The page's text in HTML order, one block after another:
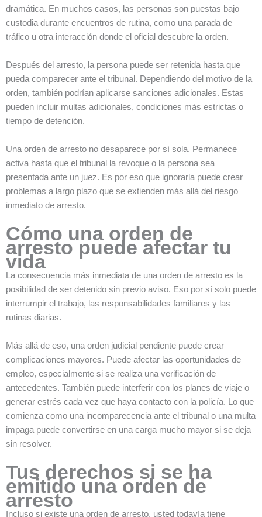
dramática. En muchos casos, las personas son puestas bajo
custodia durante encuentros de rutina, como una parada de
tráfico u otra interacción donde el oficial descubre la orden.
Después del arresto, la persona puede ser retenida hasta que
pueda comparecer ante el tribunal. Dependiendo del motivo de la
orden, también podrían aplicarse sanciones adicionales. Estas
pueden incluir multas adicionales, condiciones más estrictas o
tiempo de detención.
Una orden de arresto no desaparece por sí sola. Permanece
activa hasta que el tribunal la revoque o la persona sea
presentada ante un juez. Es por eso que ignorarla puede crear
problemas a largo plazo que se extienden más allá del riesgo
inmediato de arresto.
Cómo una orden de
arresto puede afectar tu
vida
La consecuencia más inmediata de una orden de arresto es la
posibilidad de ser detenido sin previo aviso. Eso por sí solo puede
interrumpir el trabajo, las responsabilidades familiares y las
rutinas diarias.
Más allá de eso, una orden judicial pendiente puede crear
complicaciones mayores. Puede afectar las oportunidades de
empleo, especialmente si se realiza una verificación de
antecedentes. También puede interferir con los planes de viaje o
generar estrés cada vez que haya contacto con la policía. Lo que
comienza como una incomparecencia ante el tribunal o una multa
impaga puede convertirse en una carga mucho mayor si se deja
sin resolver.
Tus derechos si se ha
emitido una orden de
arresto
Incluso si existe una orden de arresto, usted todavía tiene